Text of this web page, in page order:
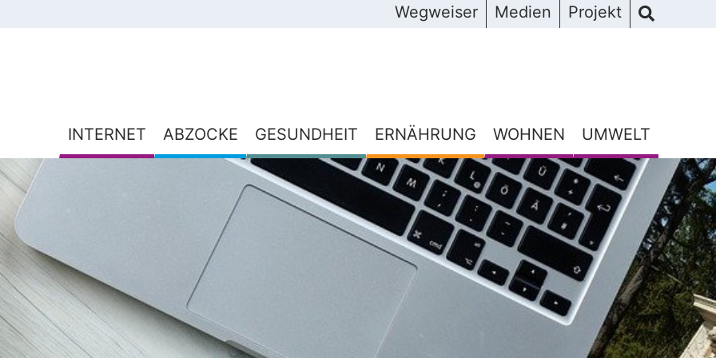
Wegweiser Medien Projekt
INTERNET ABZOCKE GESUNDHEIT ERNÄHRUNG WOHNEN UMWELT